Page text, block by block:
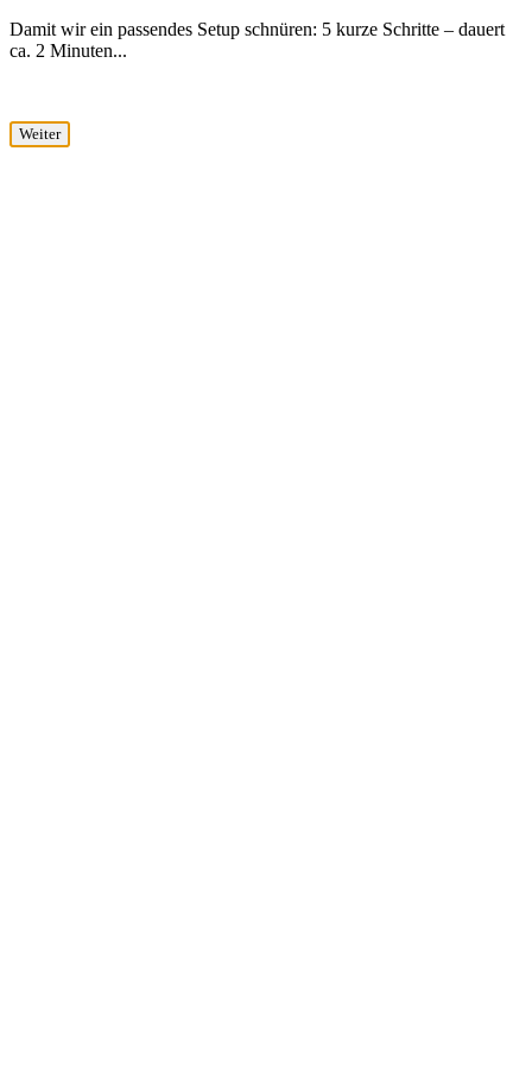
Damit wir ein passendes Setup schnüren: 5 kurze Schritte – dauert
ca. 2 Minuten...
Weiter